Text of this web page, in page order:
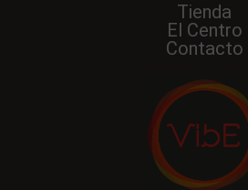
Tienda
El Centro
Contacto